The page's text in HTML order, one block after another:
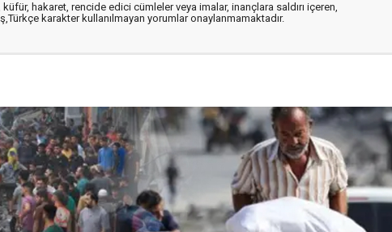
hakaret, rencide edici cümleler veya imalar, inançlara saldırı içeren,
karakter kullanılmayan yorumlar onaylanmamaktadır.